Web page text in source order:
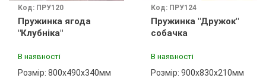
Код: ПРУ120
Пружинка ягода
"Клубніка"
В наявності
Розмір: 800х490х340мм
Код: ПРУ124
Пружинка "Дружок"
собачка
В наявності
Розмір: 900х830х210мм